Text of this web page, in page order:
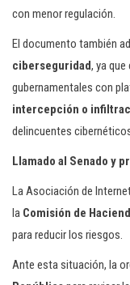
con menor regulación.
El documento también
ciberseguridad, ya
gubernamentales con
intercepción o
delincuentes
Llamado al Senado y
La Asociación de
la Comisión de
para reducir los riesgos.
Ante esta situación, la